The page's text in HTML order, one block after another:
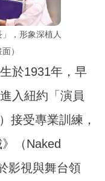
，形象深植人
）
於1931年，早
入紐約「演員
接受專業訓練，
（Naked
影視與舞台領